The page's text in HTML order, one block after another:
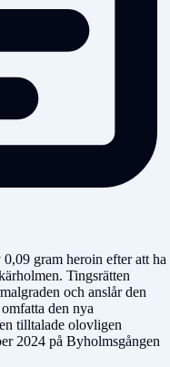
gram heroin efter att ha
Tingsrätten
och anslår den
den nya
tilltalade olovligen
2024 på Byholmsgången